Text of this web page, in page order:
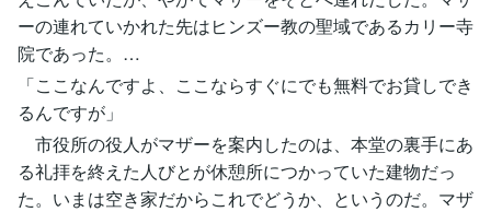
ーの連れていかれた先はヒンズー教の聖域であるカリー寺
院であった。…
「ここなんですよ、ここならすぐにでも無料でお貸しでき
るんですが」
市役所の役人がマザーを案内したのは、本堂の裏手にあ
る礼拝を終えた人びとが休憩所につかっていた建物だっ
た。いまは空き家だからこれでどうか、というのだ。マザ